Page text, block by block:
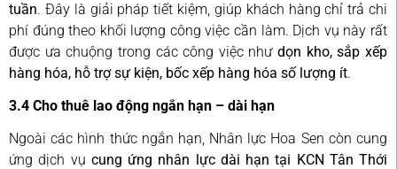
tuần. Đây là giải pháp tiết kiệm, giúp khách hàng chỉ trả chi
phí đúng theo khối lượng công việc cần làm. Dịch vụ này rất
được ưa chuộng trong các công việc nhưdọn kho, sắp xếp
hàng hóa, hỗ trợ sự kiện, bốc xếp hàng hóa số lượng ít.
3.4 Cho thuê lao động ngắn hạn – dài hạn
Ngoài các hình thức ngắn hạn, Nhân lực Hoa Sen còn cung
ứng dịch vụ cung ứng nhân lực dài hạn tại KCN Tân Thới